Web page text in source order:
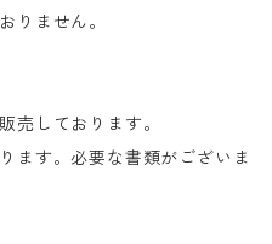
りません。
売しております。
ます。必要な書類がございま